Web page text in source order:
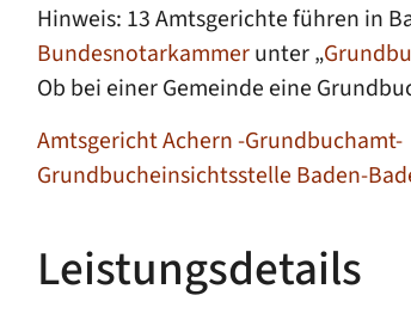
Hinweis: 13 Amtsgerichte führen in
Bundesnotarkammerunter „
Ob bei einer Gemeinde eine
Amtsgericht Achern -Grundbuchamt-
Grundbucheinsichtsstelle Baden-
Leistungsdetails